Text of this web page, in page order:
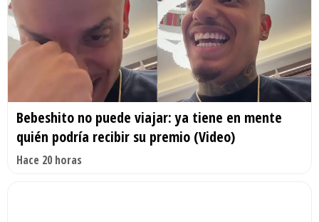
Bebeshito no puede viajar: ya tiene en mente
quién podría recibir su premio (Video)
Hace 20 horas